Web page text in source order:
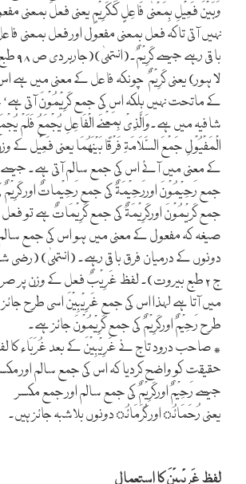
وَبَیْنَ فَعِیْلِ بِمَعْنٰی فَاعِلٍ کَکَرِیْمٍ یعنی فعل بمعنی
نہیں آتی تاکہ فعل بمعنی مفعول اور فعل بمعنی
باقی
لاہور) یعنی کَرِیْمٌچونکہ فاعل کے معنی میں ہے
کے ماتحت نہیں بلکہ اس کی جمع کَرِیْمُوْنَ آتی
شافیہ میں ہے۔وَالَّذِیْ بِمَعْنَے الْفَاعِلِ یُجْمَعُ فَلَمْ
الْمَفْیُوْلِ جَمْعَ السَّلَامَۃِ فَرْقًا بَیْنَھُمَا یعنی فَعِیْل کے
کے معنی میں آئے اس کی جمع سالم آتی ہے۔
جمع رَحِیْمُوْنَ اوررَحِیْمَۃٌ کی جمع رَحِیْماتٌ اور کَرِیْمٌ
جمع کَریْمُوْنَ اورکَرِیْمَۃٌ کی جمع کَرِیْمَاتٌ ہے تو
صیغہ کہ مفعول کے معنی میں ہو اس کی جمع سالم
ج ۲ طبع بیروت)۔ لفظ غَرِیْبٌ فعل کے وزن پر
میں آتا ہے لہذا اس کی جمع غَرِیْبِیْنَ اسی طرح
طرح رَحِیْمٌ اورکَرِیْمٌ کی جمع کَرِیْمُوْنَ جائز ہے۔
٭ صاحب درود تاج نے غَرِیْبِیْنَ کے بعد غُرَبَاء کا
حقیقت کو واضح کردیا کہ اس کی جمع سالم اور
جیسے رَحِیْمٌ اورکَرِیْمٌ کی جمع سالم اور جمع مکسر
یعنی رُحَمَائُ اور کُرَمَائُ دونوں بلاشبہ جائز ہیں۔